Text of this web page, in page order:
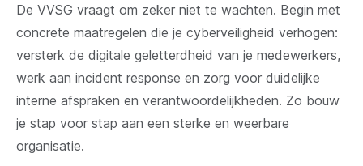
De VVSG vraagt om zeker niet te wachten. Begin met
concrete maatregelen die je cyberveiligheid verhogen:
versterk de digitale geletterdheid van je medewerkers,
werk aan incident response en zorg voor duidelijke
interne afspraken en verantwoordelijkheden. Zo bouw
je stap voor stap aan een sterke en weerbare
organisatie.